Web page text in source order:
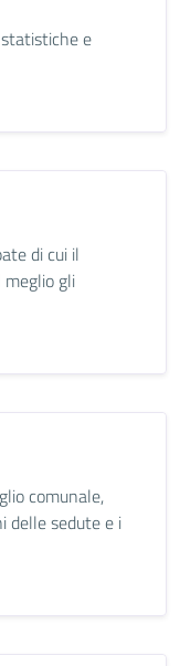
e
di cui il
gli
comunale,
delle sedute e i